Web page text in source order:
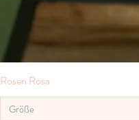
Rosen Rosa
Größe